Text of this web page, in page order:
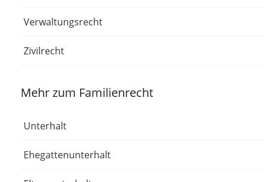
Verwaltungsrecht
Zivilrecht
Mehr zum Familienrecht
Unterhalt
Ehegattenunterhalt